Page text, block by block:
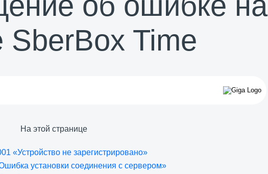
SberBox Time
На этой странице
«Устройство не зарегистрировано»
установки соединения с сервером»